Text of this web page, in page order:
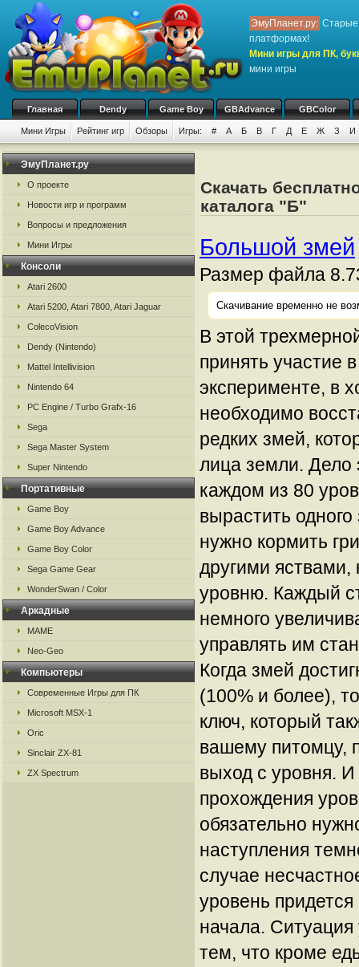
ЭмуПланет.ру: Старые
платформах!
Мини игры для ПК,
мини игры
Главная Dendy Game Boy GBAdvance GBColor
Мини Игры Рейтинг игр Обзоры Игры: # А Б В Г Д Е Ж З И
ЭмуПланет.ру
О проекте
Новости игр и программ
Вопросы и предложения
Мини Игры
Консоли
Atari 2600
Atari 5200, Atari 7800, Atari Jaguar
ColecoVision
Dendy (Nintendo)
Mattel Intellivision
Nintendo 64
PC Engine / Turbo Grafx-16
Sega
Sega Master System
Super Nintendo
Портативные
Game Boy
Game Boy Advance
Game Boy Color
Sega Game Gear
WonderSwan / Color
Аркадные
MAME
Neo-Geo
Компьютеры
Современные Игры для ПК
Microsoft MSX-1
Oric
Sinclair ZX-81
ZX Spectrum
Скачать
каталога "Б"
Большой змей
Размер файла
Скачивание временно не
В этой
принять участие
эксперименте, в
необходимо
редких змей,
лица земли. Дело
каждом из 80
вырастить одного
нужно кормить
другими
уровню. Каждый
немного
управлять им
Когда змей
(100% и более),
ключ, который
вашему питомцу,
выход с уровня. И
прохождения
обязательно
наступления
случае
уровень
начала. Ситуация
тем, что кроме